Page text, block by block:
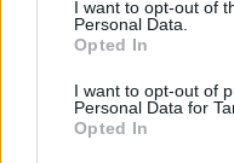
I want to opt-out of
Personal Data.
Opted In
I want to opt-out of
Personal Data for
Opted In